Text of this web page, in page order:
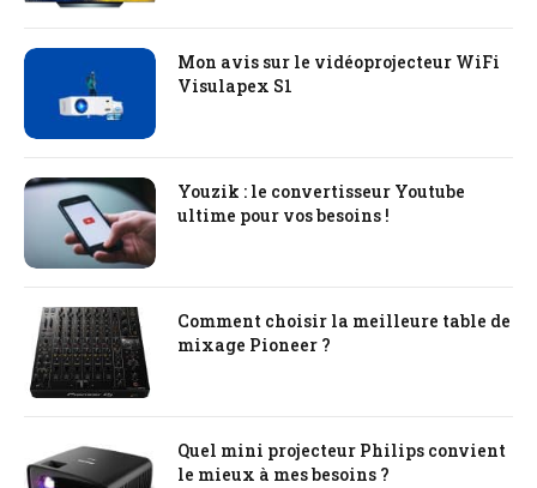
Mon avis sur le vidéoprojecteur WiFi
Visulapex S1
Youzik : le convertisseur Youtube
ultime pour vos besoins !
Comment choisir la meilleure table de
mixage Pioneer ?
Quel mini projecteur Philips convient
le mieux à mes besoins ?